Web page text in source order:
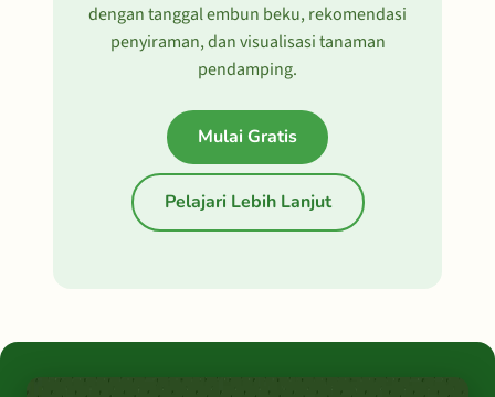
dengan tanggal embun beku, rekomendasi
penyiraman, dan visualisasi tanaman
pendamping.
Mulai Gratis
Pelajari Lebih Lanjut